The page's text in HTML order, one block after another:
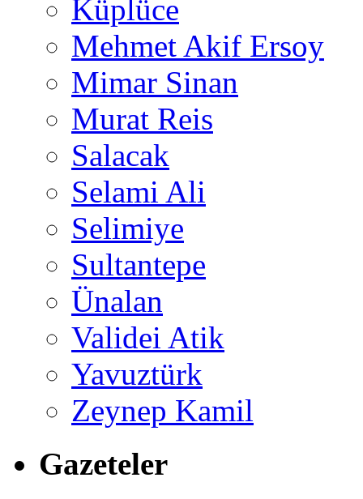
Küplüce
Mehmet Akif Ersoy
Mimar Sinan
Murat Reis
Salacak
Selami Ali
Selimiye
Sultantepe
Ünalan
Validei Atik
Yavuztürk
Zeynep Kamil
Gazeteler